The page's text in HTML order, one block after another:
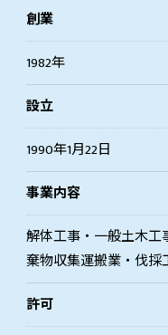
創業
1982年
設立
1990年1月22日
事業内容
解体工事・一般土木
棄物収集運搬業・伐
許可